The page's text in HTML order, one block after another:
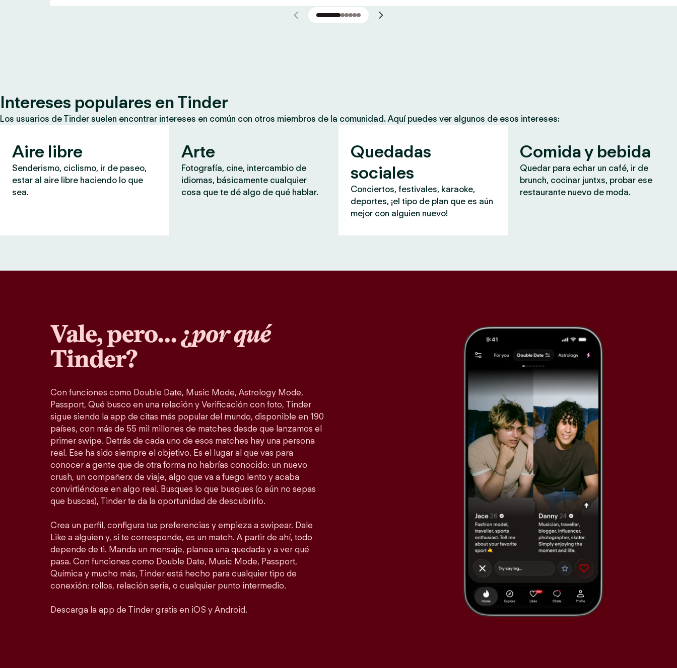
Intereses populares en Tinder
Los usuarios de Tinder suelen encontrar intereses en común con otros miembros de la comunidad. Aquí puedes ver algunos de esos intereses:
Aire libre
Senderismo, ciclismo, ir de paseo,
estar al aire libre haciendo lo que
sea.
Arte
Fotografía, cine, intercambio de
idiomas, básicamente cualquier
cosa que te dé algo de qué hablar.
Quedadas
sociales
Conciertos, festivales, karaoke,
deportes, ¡el tipo de plan que es aún
mejor con alguien nuevo!
Comida y bebida
Quedar para echar un café, ir de
brunch, cocinar juntxs, probar ese
restaurante nuevo de moda.
Vale, pero… ¿por qué
Tinder?
Con funciones como Double Date, Music Mode, Astrology Mode,
Passport, Qué busco en una relación y Verificación con foto, Tinder
sigue siendo la app de citas más popular del mundo, disponible en 190
países, con más de 55 mil millones de matches desde que lanzamos el
primer swipe. Detrás de cada uno de esos matches hay una persona
real. Ese ha sido siempre el objetivo. Es el lugar al que vas para
conocer a gente que de otra forma no habrías conocido: un nuevo
crush, un compañerx de viaje, algo que va a fuego lento y acaba
convirtiéndose en algo real. Busques lo que busques (o aún no sepas
que buscas), Tinder te da la oportunidad de descubrirlo.
Crea un perfil, configura tus preferencias y empieza a swipear. Dale
Like a alguien y, si te corresponde, es un match. A partir de ahí, todo
depende de ti. Manda un mensaje, planea una quedada y a ver qué
pasa. Con funciones como Double Date, Music Mode, Passport,
Química y mucho más, Tinder está hecho para cualquier tipo de
conexión: rollos, relación seria, o cualquier punto intermedio.
Descarga la app de Tinder gratis en iOS y Android.